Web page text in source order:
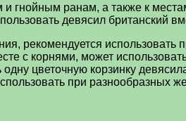
и гнойным ранам, а также к
девясил британский
рекомендуется
с корнями, может
цветочную корзинку
при разнообразных